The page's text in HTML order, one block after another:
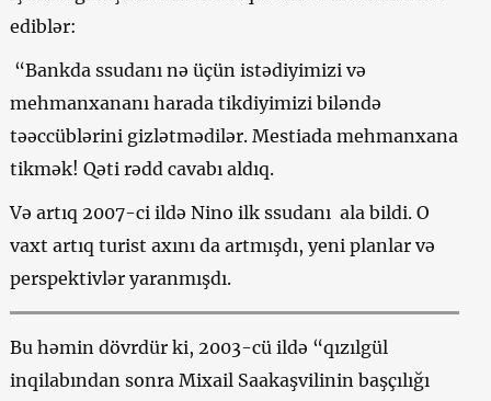
ediblər:
“Bankda ssudanı nə üçün istədiyimizi və
mehmanxananı harada tikdiyimizi biləndə
təəccüblərini gizlətmədilər. Mestiada mehmanxana
tikmək! Qəti rədd cavabı aldıq.
Və artıq 2007-ci ildə Nino ilk ssudanı ala bildi. O
vaxt artıq turist axını da artmışdı, yeni planlar və
perspektivlər yaranmışdı.
Bu həmin dövrdür ki, 2003-cü ildə “qızılgül
inqilabından sonra Mixail Saakaşvilinin başçılığı